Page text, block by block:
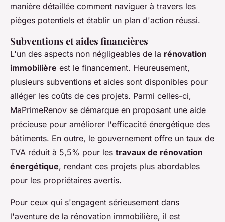
manière détaillée comment naviguer à travers les
pièges potentiels et établir un plan d'action réussi.
Subventions et aides financières
L'un des aspects non négligeables de la rénovation
immobilière est le financement. Heureusement,
plusieurs subventions et aides sont disponibles pour
alléger les coûts de ces projets. Parmi celles-ci,
MaPrimeRenov se démarque en proposant une aide
précieuse pour améliorer l'efficacité énergétique des
bâtiments. En outre, le gouvernement offre un taux de
TVA réduit à 5,5% pour les travaux de rénovation
énergétique, rendant ces projets plus abordables
pour les propriétaires avertis.
Pour ceux qui s'engagent sérieusement dans
l'aventure de la rénovation immobilière, il est